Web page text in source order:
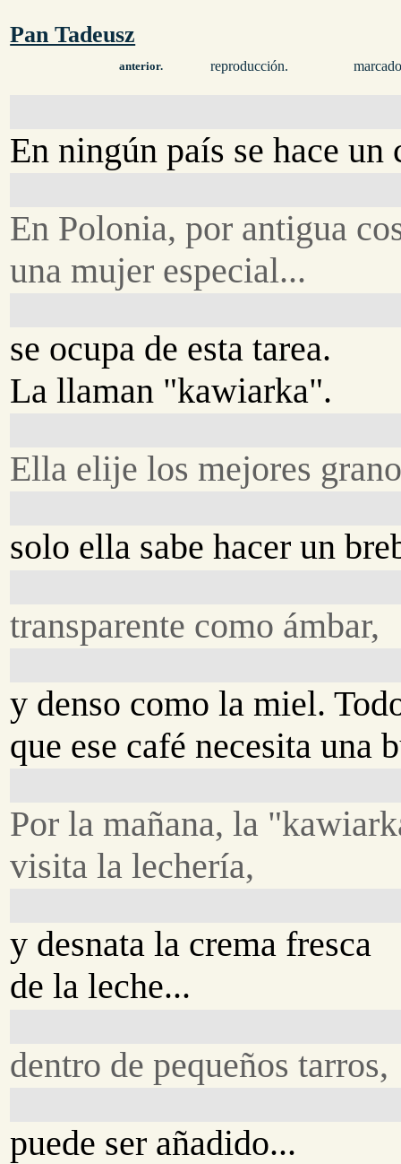
Pan Tadeusz
anterior. reproducción.
En ningún país se hace
En Polonia, por antigua
una mujer especial...
se ocupa de esta tarea.
La llaman "kawiarka".
Ella elije los mejores
solo ella sabe hacer un
transparente como ámbar,
y denso como la miel.
que ese café necesita una
Por la mañana, la
visita la lechería,
y desnata la crema fresca
de la leche...
dentro de pequeños tarros,
puede ser añadido...